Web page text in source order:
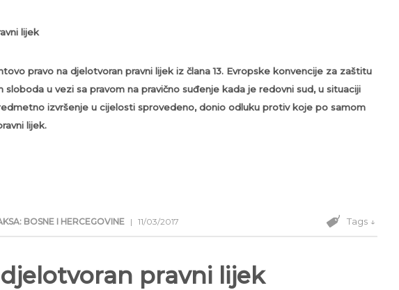
lijek
pravo na djelotvoran pravni lijek iz člana 13. Evropske konvencije za zaštitu
sloboda u vezi sa pravom na pravično suđenje kada je redovni sud, u situaciji
izvršenje u cijelosti sprovedeno, donio odluku protiv koje po samom
lijek.
BOSNE I HERCEGOVINE | 11/03/2017 Tags ↓
pravni lijek